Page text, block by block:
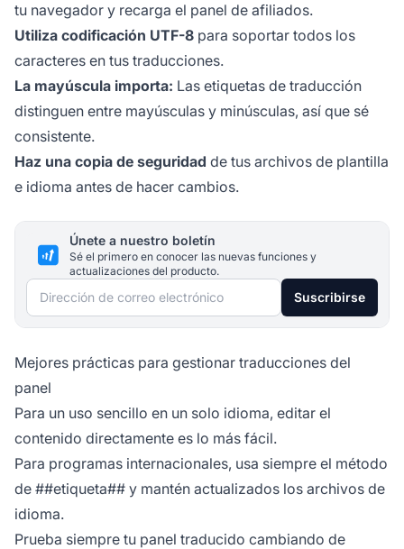
tu navegador y recarga el panel de afiliados.
Utiliza codificación UTF-8 para soportar todos los
caracteres en tus traducciones.
La mayúscula importa: Las etiquetas de traducción
distinguen entre mayúsculas y minúsculas, así que sé
consistente.
Haz una copia de seguridad de tus archivos de plantilla
e idioma antes de hacer cambios.
Únete a nuestro boletín
Sé el primero en conocer las nuevas funciones y
actualizaciones del producto.
Dirección de correo electrónico Suscribirse
Mejores prácticas para gestionar traducciones del
panel
Para un uso sencillo en un solo idioma, editar el
contenido directamente es lo más fácil.
Para programas internacionales, usa siempre el método
de ##etiqueta## y mantén actualizados los archivos de
idioma.
Prueba siempre tu panel traducido cambiando de